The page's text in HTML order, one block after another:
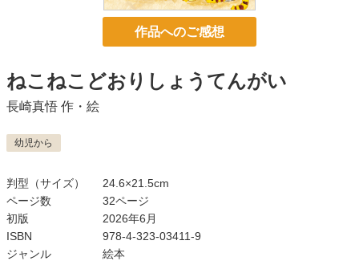
作品へのご感想
ねこねこどおりしょうてんがい
長崎真悟 作・絵
幼児から
判型（サイズ）
24.6×21.5cm
ページ数
32ページ
初版
2026年6月
ISBN
978-4-323-03411-9
ジャンル
絵本